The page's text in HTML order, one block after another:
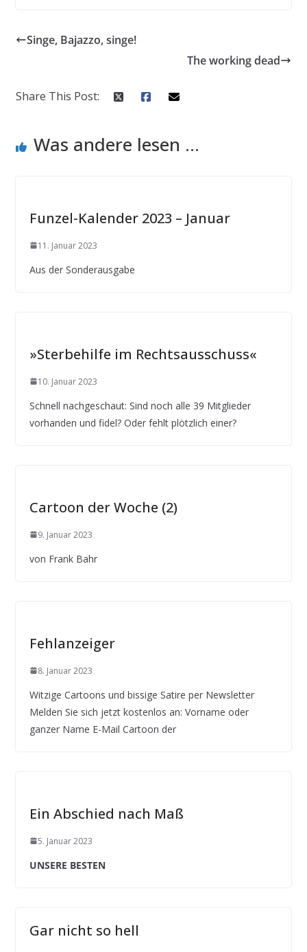
Singe, Bajazzo, singe!
The working dead
Share This Post:
Was andere lesen ...
Funzel-Kalender 2023 – Januar
11. Januar 2023
Aus der Sonderausgabe
»Sterbehilfe im Rechtsausschuss«
10. Januar 2023
Schnell nachgeschaut: Sind noch alle 39 Mitglieder
vorhanden und fidel? Oder fehlt plötzlich einer?
Cartoon der Woche (2)
9. Januar 2023
von Frank Bahr
Fehlanzeiger
8. Januar 2023
Witzige Cartoons und bissige Satire per Newsletter
Melden Sie sich jetzt kostenlos an: Vorname oder
ganzer Name E-Mail Cartoon der
Ein Abschied nach Maß
5. Januar 2023
UNSERE BESTEN
Gar nicht so hell